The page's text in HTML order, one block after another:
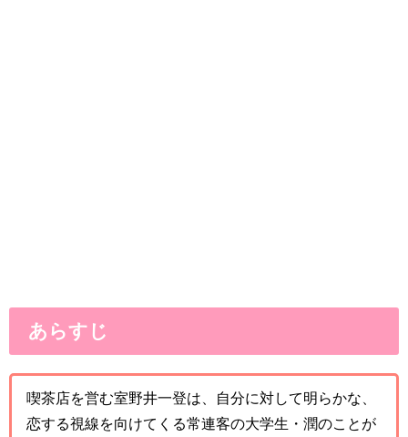
あらすじ
喫茶店を営む室野井一登は、自分に対して明らかな、
恋する視線を向けてくる常連客の大学生・潤のことが